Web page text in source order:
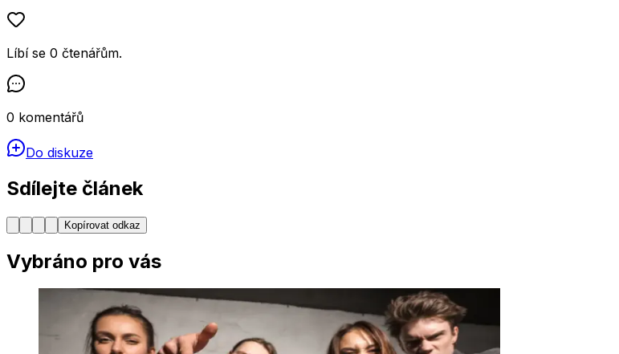
Líbí se 0 čtenářům.
0 komentářů
Do diskuze
Sdílejte článek
Kopírovat odkaz
Vybráno pro vás